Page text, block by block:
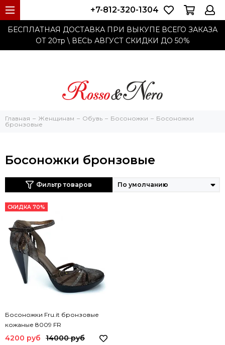
БЕСПЛАТНАЯ ДОСТАВКА ПРИ ВЫКУПЕ ВСЕГО ЗАКАЗА
ОТ 20тр \ ВЕСЬ АВГУСТ СКИДКИ ДО 50%
+7-812-320-1304
Главная Женщинам Обувь Босоножки
Босоножки
бронзовые
Босоножки бронзовые
Фильтр товаров
СКИДКА 70%
Босоножки Fru.it бронзовые
кожаные 8009 FR
4200 руб 14000 руб